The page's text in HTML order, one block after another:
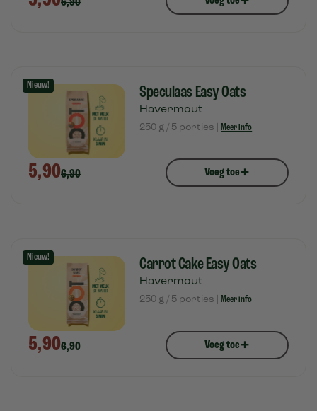
Nieuw! Speculaas Easy Oats
Havermout
250 g / 5 porties | Meer info
5,906,90 Voeg toe+
Nieuw! Carrot Cake Easy Oats
Havermout
250 g / 5 porties | Meer info
5,906,90 Voeg toe+